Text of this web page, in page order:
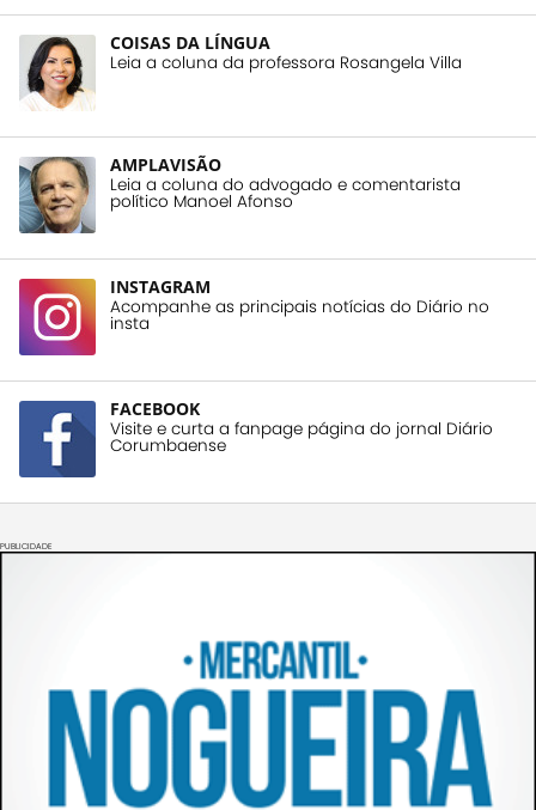
COISAS DA LÍNGUA
Leia a coluna da professora Rosangela Villa
AMPLAVISÃO
Leia a coluna do advogado e comentarista
político Manoel Afonso
INSTAGRAM
Acompanhe as principais notícias do Diário no
insta
FACEBOOK
Visite e curta a fanpage página do jornal Diário
Corumbaense
PUBLICIDADE